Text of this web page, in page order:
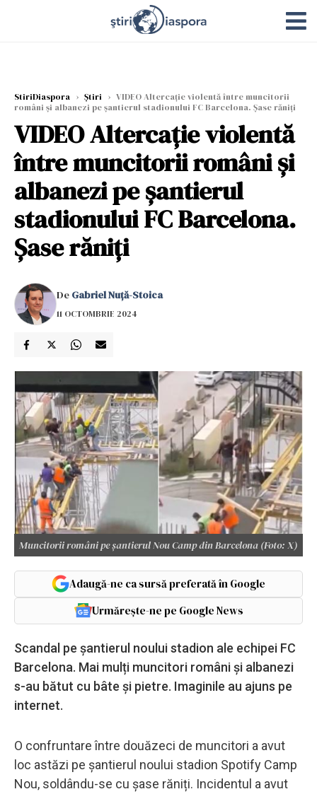
StiriDiaspora › Știri › VIDEO Altercație violentă între muncitorii
români și albanezi pe șantierul stadionului FC Barcelona. Șase răniți
VIDEO Altercație violentă
între muncitorii români și
albanezi pe șantierul
stadionului FC Barcelona.
Șase răniți
De Gabriel Nuță-Stoica
11 OCTOMBRIE 2024
Muncitorii români pe șantierul Nou Camp din Barcelona (Foto: X)
Adaugă-ne ca sursă preferată în Google
Urmărește-ne pe Google News
Scandal pe șantierul noului stadion ale echipei FC
Barcelona. Mai mulți muncitori români și albanezi
s-au bătut cu bâte și pietre. Imaginile au ajuns pe
internet.
O confruntare între douăzeci de muncitori a avut
loc astăzi pe șantierul noului stadion Spotify Camp
Nou, soldându-se cu șase răniți. Incidentul a avut